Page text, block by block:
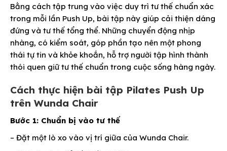
Bằng cách tập trung vào việc duy trì tư thế chuẩn xác
trong mỗi lần Push Up, bài tập này giúp cải thiện dáng
đứng và tư thế tổng thể. Những chuyển động nhịp
nhàng, có kiểm soát, góp phần tạo nên một phong
thái tự tin và khỏe khoắn, hỗ trợ người tập hình thành
thói quen giữ tư thế chuẩn trong cuộc sống hàng ngày.
Cách thực hiện bài tập Pilates Push Up
trên Wunda Chair
Bước 1: Chuẩn bị vào tư thế
– Đặt một lò xo vào vị trí giữa của Wunda Chair.